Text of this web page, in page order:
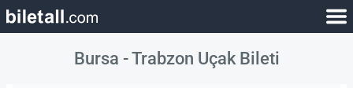
Bursa - Trabzon Uçak Bileti